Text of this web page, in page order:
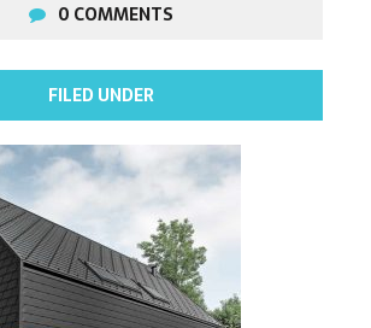
0 COMMENTS
FILED UNDER